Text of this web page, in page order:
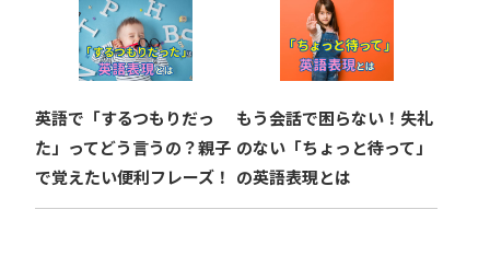
英語で「するつもりだっ
た」ってどう言うの？親子
で覚えたい便利フレーズ！
もう会話で困らない！失礼
のない「ちょっと待って」
の英語表現とは